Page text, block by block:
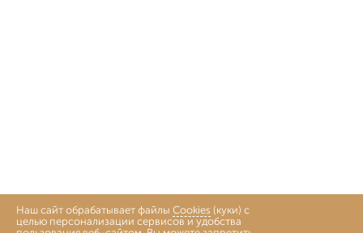
Наш сайт обрабатывает файлы Cookies (куки) с
целью персонализации сервисов и удобства